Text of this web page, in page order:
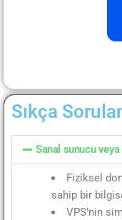
Sıkça
Sanal sunucu veya
Fiziksel
sahip bir
VPS’nin